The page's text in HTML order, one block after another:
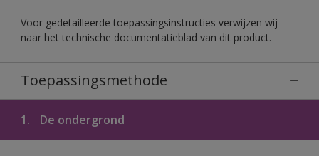
Voor gedetailleerde toepassingsinstructies verwijzen wij
naar het technische documentatieblad van dit product.
Toepassingsmethode
1. De ondergrond